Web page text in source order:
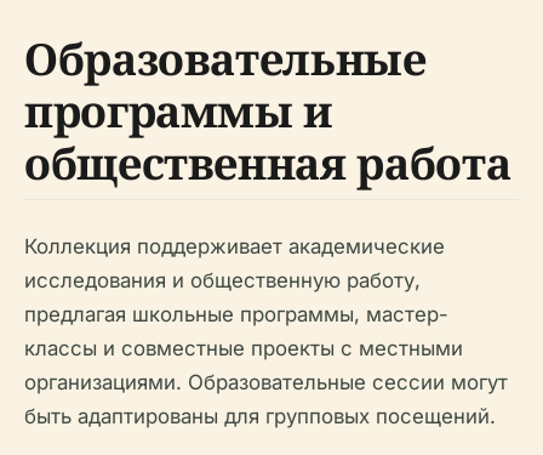
Образовательные
программы и
общественная работа
Коллекция поддерживает академические
исследования и общественную работу,
предлагая школьные программы, мастер-
классы и совместные проекты с местными
организациями. Образовательные сессии могут
быть адаптированы для групповых посещений.